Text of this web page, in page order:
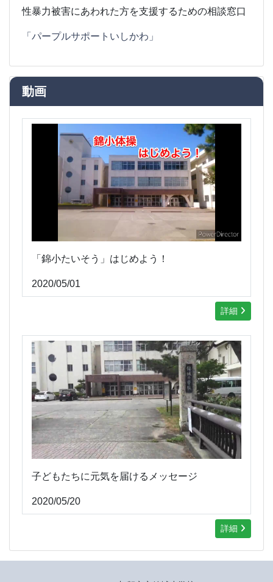
性暴力被害にあわれた方を支援するための相談窓口
「パープルサポートいしかわ」
動画
「錦小たいそう」はじめよう！
2020/05/01
詳細
子どもたちに元気を届けるメッセージ
2020/05/20
詳細